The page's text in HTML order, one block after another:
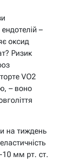
–
оксид
Ризик
VO2
– воно
на тиждень
10 мм рт. ст.